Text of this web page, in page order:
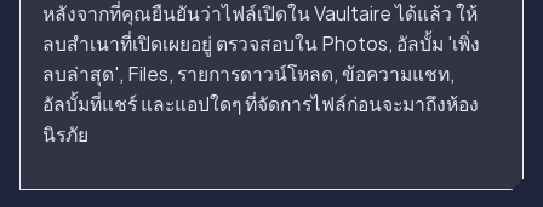
หลังจากที่คุณยืนยันว่าไฟล์เปิดใน Vaultaire ได้แล้ว ให้
ลบสำเนาที่เปิดเผยอยู่ ตรวจสอบใน Photos, อัลบั้ม 'เพิ่ง
ลบล่าสุด', Files, รายการดาวน์โหลด, ข้อความแชท,
อัลบั้มที่แชร์ และแอปใดๆ ที่จัดการไฟล์ก่อนจะมาถึงห้อง
นิรภัย